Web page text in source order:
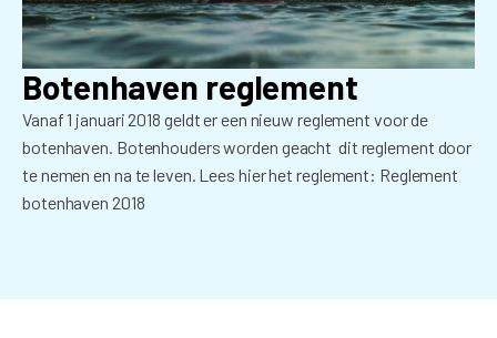
Botenhaven reglement
Vanaf 1 januari 2018 geldt er een nieuw reglement voor de
botenhaven. Botenhouders worden geacht dit reglement door
te nemen en na te leven. Lees hier het reglement: Reglement
botenhaven 2018